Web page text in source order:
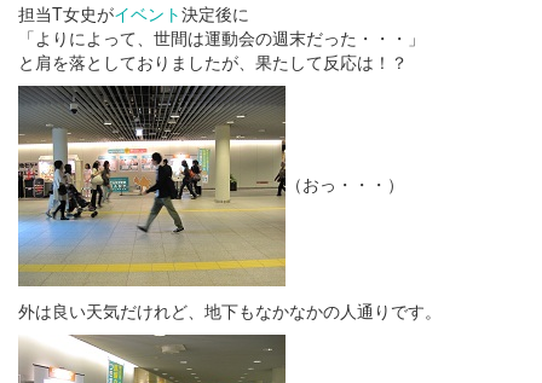
担当T女史がイベント決定後に
「よりによって、世間は運動会の週末だった・・・」
と肩を落としておりましたが、果たして反応は！？
（おっ・・・）
外は良い天気だけれど、地下もなかなかの人通りです。